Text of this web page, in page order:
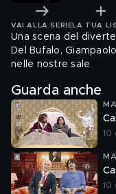
VAI ALLA SERIE LA TUA
Una scena del
Del Bufalo,
nelle nostre sale
Guarda anche
10
10